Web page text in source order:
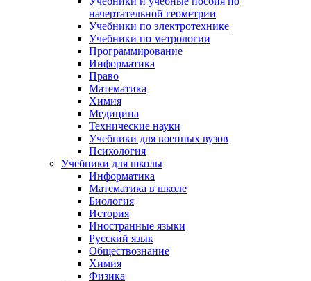
начертательной геометрии
Учебники по электротехнике
Учебники по метрологии
Программирование
Информатика
Право
Математика
Химия
Медицина
Технические науки
Учебники для военных вузов
Психология
Учебники для школы
Информатика
Математика в школе
Биология
История
Иностранные языки
Русский язык
Обществознание
Химия
Физика